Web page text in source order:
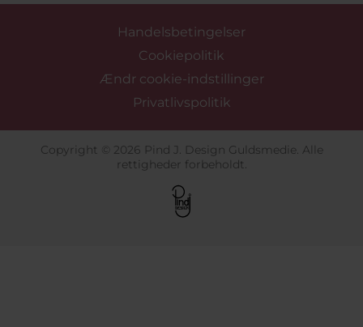
Handelsbetingelser
Cookiepolitik
Ændr cookie-indstillinger
Privatlivspolitik
Copyright © 2026 Pind J. Design Guldsmedie. Alle
rettigheder forbeholdt.